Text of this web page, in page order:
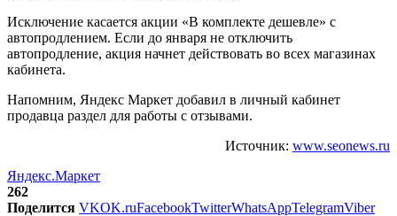
Исключение касается акции «В комплекте дешевле» с
автопродлением. Если до января не отключить
автопродление, акция начнет действовать во всех магазинах
кабинета.
Напомним, Яндекс Маркет добавил в личный кабинет
продавца раздел для работы с отзывами.
Источник: www.seonews.ru
Яндекс.Маркет
262
Поделится VKOK.ruFacebookTwitterWhatsAppTelegramViber